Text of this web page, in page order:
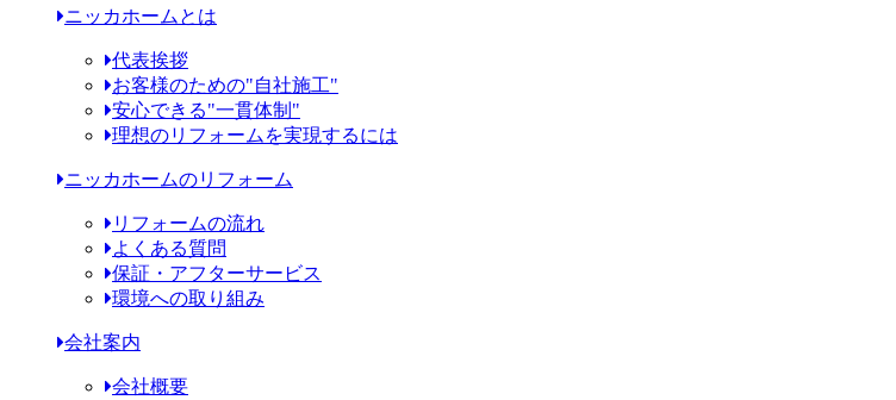
ニッカホームとは
代表挨拶
お客様のための"自社施工"
安心できる"一貫体制"
理想のリフォームを実現するには
ニッカホームのリフォーム
リフォームの流れ
よくある質問
保証・アフターサービス
環境への取り組み
会社案内
会社概要